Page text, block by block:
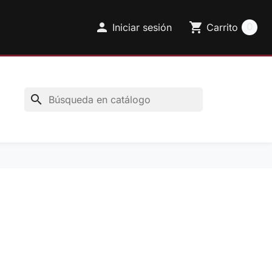
 Iniciar sesión shopping_cart Carrito
search